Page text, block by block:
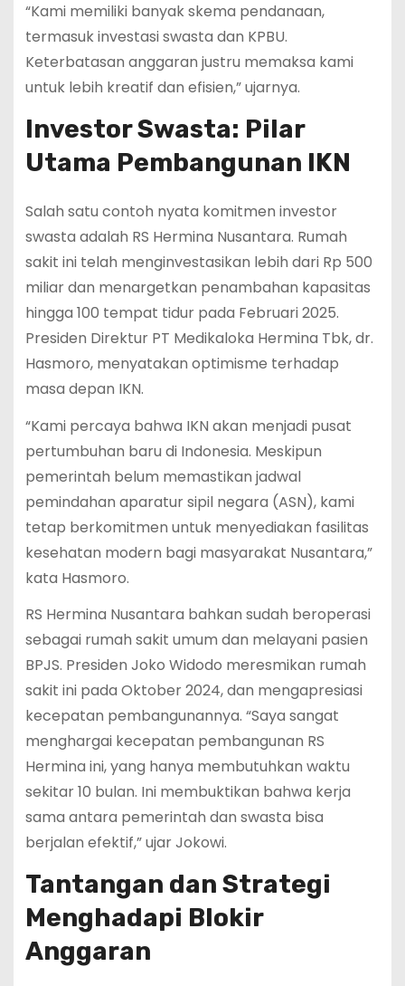
“Kami memiliki banyak skema pendanaan,
termasuk investasi swasta dan KPBU.
Keterbatasan anggaran justru memaksa kami
untuk lebih kreatif dan efisien,” ujarnya.
Investor Swasta: Pilar
Utama Pembangunan IKN
Salah satu contoh nyata komitmen investor
swasta adalah RS Hermina Nusantara. Rumah
sakit ini telah menginvestasikan lebih dari Rp 500
miliar dan menargetkan penambahan kapasitas
hingga 100 tempat tidur pada Februari 2025.
Presiden Direktur PT Medikaloka Hermina Tbk, dr.
Hasmoro, menyatakan optimisme terhadap
masa depan IKN.
“Kami percaya bahwa IKN akan menjadi pusat
pertumbuhan baru di Indonesia. Meskipun
pemerintah belum memastikan jadwal
pemindahan aparatur sipil negara (ASN), kami
tetap berkomitmen untuk menyediakan fasilitas
kesehatan modern bagi masyarakat Nusantara,”
kata Hasmoro.
RS Hermina Nusantara bahkan sudah beroperasi
sebagai rumah sakit umum dan melayani pasien
BPJS. Presiden Joko Widodo meresmikan rumah
sakit ini pada Oktober 2024, dan mengapresiasi
kecepatan pembangunannya. “Saya sangat
menghargai kecepatan pembangunan RS
Hermina ini, yang hanya membutuhkan waktu
sekitar 10 bulan. Ini membuktikan bahwa kerja
sama antara pemerintah dan swasta bisa
berjalan efektif,” ujar Jokowi.
Tantangan dan Strategi
Menghadapi Blokir
Anggaran